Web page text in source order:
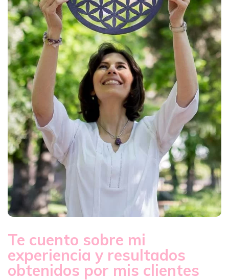
Te cuento sobre mi
experiencia y resultados
obtenidos por mis clientes